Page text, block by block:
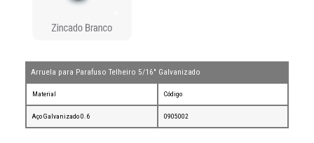
Arruela para Parafuso Telheiro 5/16" Galvanizado
Material Código
Aço Galvanizado 0.6 0905002